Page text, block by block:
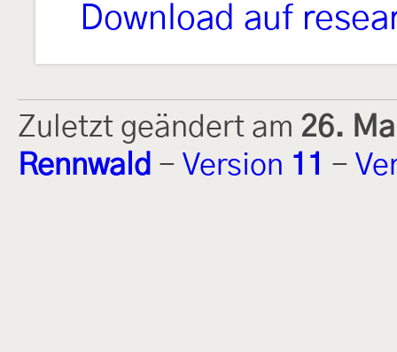
Download auf
Zuletzt geändert am 26.
Rennwald - Version 11 -